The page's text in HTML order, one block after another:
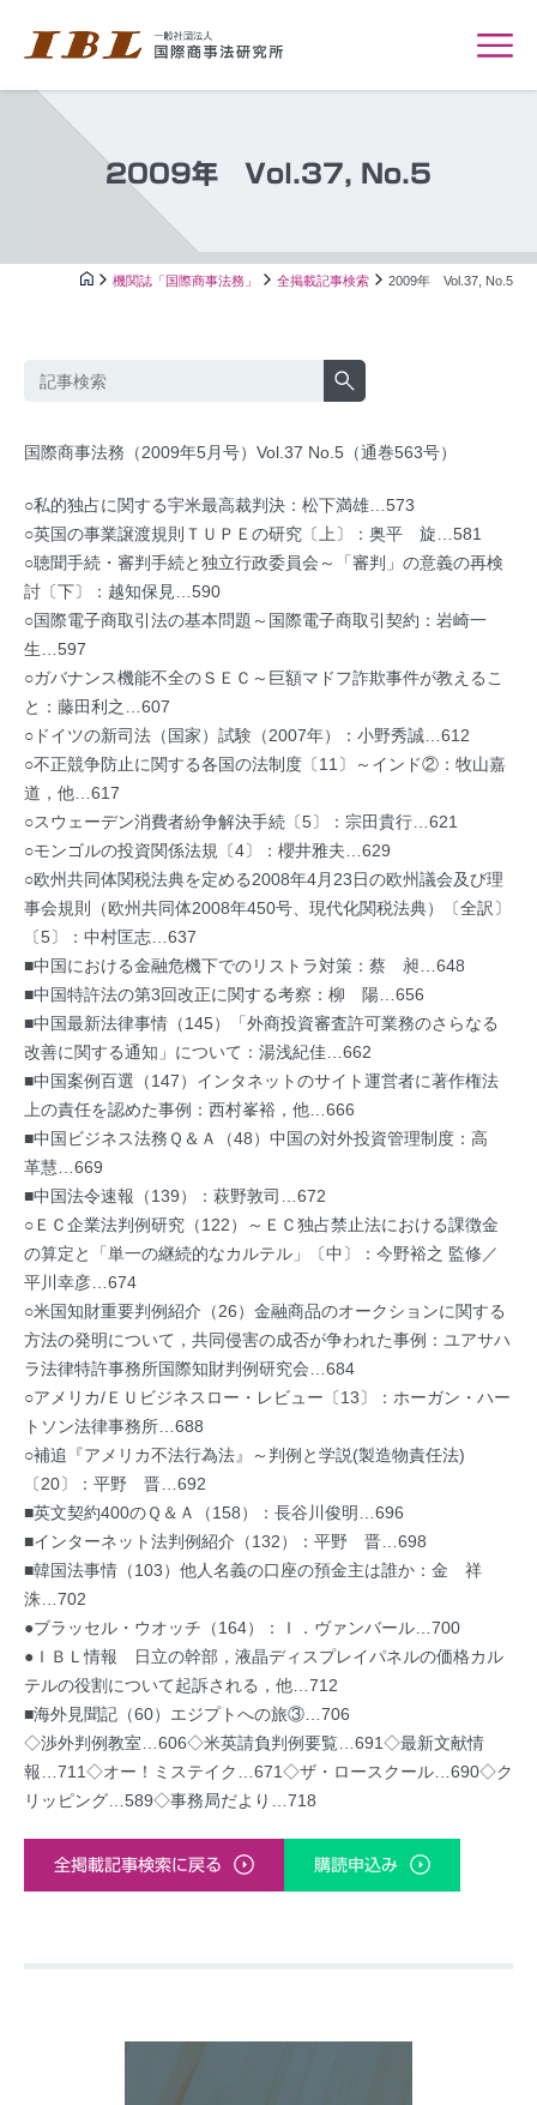
2009年 Vol.37, No.5
機関誌「国際商事法務」 全掲載記事検索 2009年 Vol.37, No.5
国際商事法務（2009年5月号）Vol.37 No.5（通巻563号）
○私的独占に関する宇米最高裁判決：松下満雄…573
○英国の事業譲渡規則ＴＵＰＥの研究〔上〕：奥平 旋…581
○聴聞手続・審判手続と独立行政委員会～「審判」の意義の再検
討〔下〕：越知保見…590
○国際電子商取引法の基本問題～国際電子商取引契約：岩崎一
生…597
○ガバナンス機能不全のＳＥＣ～巨額マドフ詐欺事件が教えるこ
と：藤田利之…607
○ドイツの新司法（国家）試験（2007年）：小野秀誠…612
○不正競争防止に関する各国の法制度〔11〕～インド②：牧山嘉
道，他…617
○スウェーデン消費者紛争解決手続〔5〕：宗田貴行…621
○モンゴルの投資関係法規〔4〕：櫻井雅夫…629
○欧州共同体関税法典を定める2008年4月23日の欧州議会及び理
事会規則（欧州共同体2008年450号、現代化関税法典）〔全訳〕
〔5〕：中村匡志…637
■中国における金融危機下でのリストラ対策：蔡 昶…648
■中国特許法の第3回改正に関する考察：柳 陽…656
■中国最新法律事情（145）「外商投資審査許可業務のさらなる
改善に関する通知」について：湯浅紀佳…662
■中国案例百選（147）インタネットのサイト運営者に著作権法
上の責任を認めた事例：西村峯裕，他…666
■中国ビジネス法務Ｑ＆Ａ（48）中国の対外投資管理制度：高
革慧…669
■中国法令速報（139）：萩野敦司…672
○ＥＣ企業法判例研究（122）～ＥＣ独占禁止法における課徴金
の算定と「単一の継続的なカルテル」〔中〕：今野裕之 監修／
平川幸彦…674
○米国知財重要判例紹介（26）金融商品のオークションに関する
方法の発明について，共同侵害の成否が争われた事例：ユアサハ
ラ法律特許事務所国際知財判例研究会…684
○アメリカ/ＥＵビジネスロー・レビュー〔13〕：ホーガン・ハー
トソン法律事務所…688
○補追『アメリカ不法行為法』～判例と学説(製造物責任法)
〔20〕：平野 晋…692
■英文契約400のＱ＆Ａ（158）：長谷川俊明…696
■インターネット法判例紹介（132）：平野 晋…698
■韓国法事情（103）他人名義の口座の預金主は誰か：金 祥
洙…702
●ブラッセル・ウオッチ（164）：Ｉ．ヴァンバール…700
●ＩＢＬ情報 日立の幹部，液晶ディスプレイパネルの価格カル
テルの役割について起訴される，他…712
■海外見聞記（60）エジプトへの旅③…706
◇渉外判例教室…606◇米英請負判例要覧…691◇最新文献情
報…711◇オー！ミステイク…671◇ザ・ロースクール…690◇ク
リッピング…589◇事務局だより…718
全掲載記事検索に戻る 購読申込み